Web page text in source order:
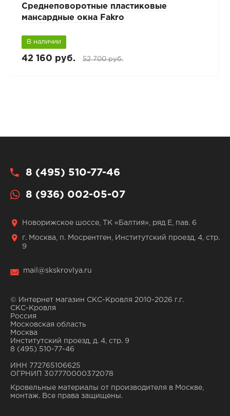
Среднеповоротные пластиковые
мансардные окна Fakro
В наличии
42 160 руб. 52 700 руб.
8 (495) 510-77-46
8 (936) 002-05-07
Новорижское шоссе, ТК «Балтия», ряд Е, пав. 6
г. Москва, п. Мосрентген, Институтский проезд, 4, стр.
9
mail@skskrovlya.ru
© Интернет магазин СКС-Кровля 2010-2026 г.г.
СКС-Кровля
Россия
Московская область
Москва
Институтский проезд, д. 4, стр. 9
8 (495) 510-77-46
ИНН 772765106625
ОГРНИП 307770000372078
Кровельные материалы от производителя в Москве,
монтаж. Все права защищены.